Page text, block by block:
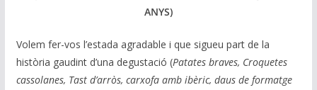
ANYS)
Volem fer-vos l’estada agradable i que sigueu part de la
història gaudint d’una degustació (Patates braves, Croquetes
cassolanes, Tast d’arròs, carxofa amb ibèric, daus de formatge